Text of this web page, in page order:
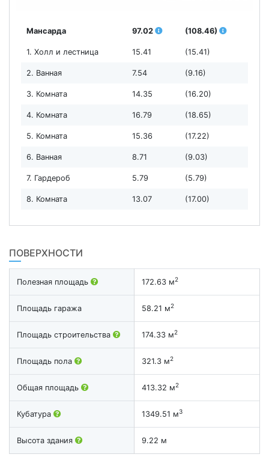
Мансарда 97.02 (108.46)
1. Холл и лестница 15.41 (15.41)
2. Ванная 7.54 (9.16)
3. Комната 14.35 (16.20)
4. Комната 16.79 (18.65)
5. Комната 15.36 (17.22)
6. Ванная 8.71 (9.03)
7. Гардероб 5.79 (5.79)
8. Комната 13.07 (17.00)
ПОВЕРХНОСТИ
Полезная площадь 172.63 м2
Площадь гаража 58.21 м2
Площадь строительства 174.33 м2
Площадь пола 321.3 м2
Общая площадь 413.32 м2
Кубатура 1349.51 м3
Высота здания 9.22 м